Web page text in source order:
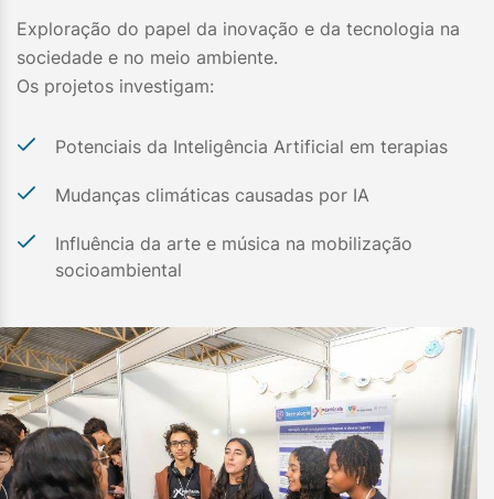
Exploração do papel da inovação e da tecnologia na
sociedade e no meio ambiente.
Os projetos investigam:
Potenciais da Inteligência Artificial em terapias
Mudanças climáticas causadas por IA
Influência da arte e música na mobilização
socioambiental